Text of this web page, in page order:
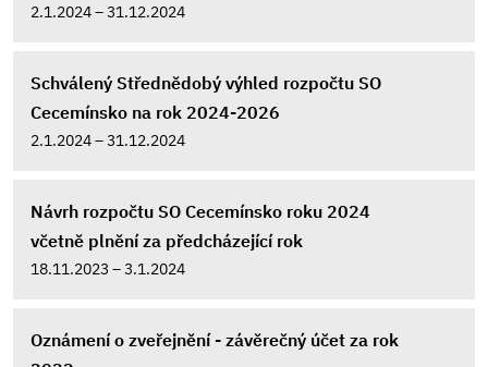
2.1.2024 – 31.12.2024
Schválený Střednědobý výhled rozpočtu SO
Cecemínsko na rok 2024-2026
2.1.2024 – 31.12.2024
Návrh rozpočtu SO Cecemínsko roku 2024
včetně plnění za předcházející rok
18.11.2023 – 3.1.2024
Oznámení o zveřejnění - závěrečný účet za rok